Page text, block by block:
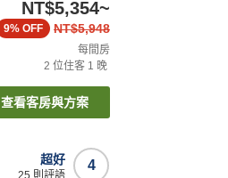
NT$5,354~
NT$5,948
9% OFF
每間房
2 位住客 1 晚
查看客房與方案
4
超好
25 則評語